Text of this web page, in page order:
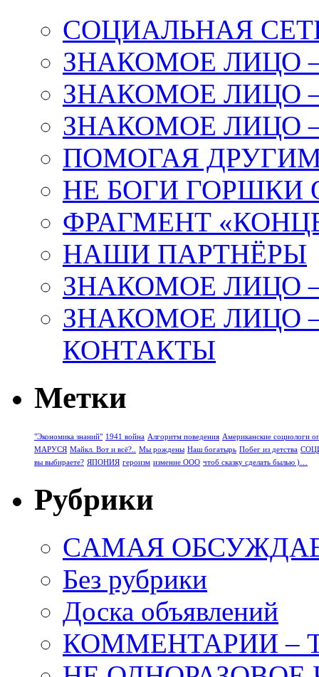
СОЦИАЛЬНАЯ
ЗНАКОМОЕ ЛИЦО
ЗНАКОМОЕ ЛИЦО
ЗНАКОМОЕ ЛИЦО
ПОМОГАЯ
НЕ БОГИ ГОРШКИ
ФРАГМЕНТ
НАШИ ПАРТНЁРЫ
ЗНАКОМОЕ ЛИЦО
ЗНАКОМОЕ ЛИЦО
КОНТАКТЫ
Метки
"Экономика знаний" 1941 война Алгоритм поведения Американские социологи
МАРУСЯ Майкл. Вот и всё?.. Мы рождены Наш богатырь Побег из детства
вы выбираете? ЯПОНИЯ героизм измение ООО чтоб сказку сделать былью )…
Рубрики
CАМАЯ
Без рубрики
Доска объявлений
КОММЕНТАРИИ –